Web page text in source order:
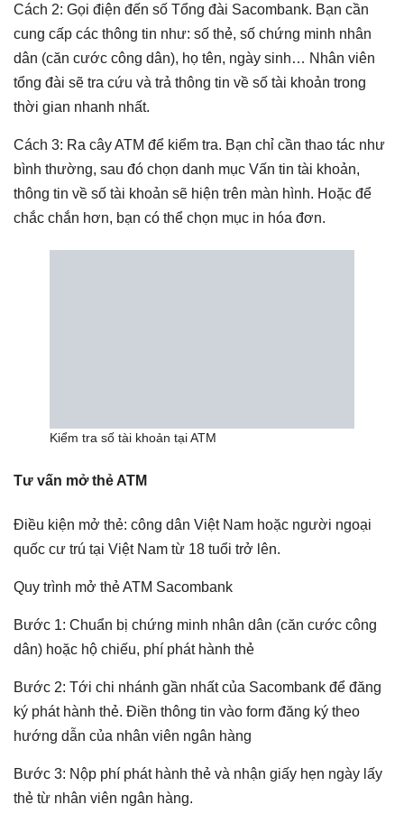
Cách 2: Gọi điện đến số Tổng đài Sacombank. Bạn cần
cung cấp các thông tin như: số thẻ, số chứng minh nhân
dân (căn cước công dân), họ tên, ngày sinh… Nhân viên
tổng đài sẽ tra cứu và trả thông tin về số tài khoản trong
thời gian nhanh nhất.
Cách 3: Ra cây ATM để kiểm tra. Bạn chỉ cần thao tác như
bình thường, sau đó chọn danh mục Vấn tin tài khoản,
thông tin về số tài khoản sẽ hiện trên màn hình. Hoặc để
chắc chắn hơn, bạn có thể chọn mục in hóa đơn.
Kiểm tra số tài khoản tại ATM
Tư vấn mở thẻ ATM
Điều kiện mở thẻ: công dân Việt Nam hoặc người ngoại
quốc cư trú tại Việt Nam từ 18 tuổi trở lên.
Quy trình mở thẻ ATM Sacombank
Bước 1: Chuẩn bị chứng minh nhân dân (căn cước công
dân) hoặc hộ chiếu, phí phát hành thẻ
Bước 2: Tới chi nhánh gần nhất của Sacombank để đăng
ký phát hành thẻ. Điền thông tin vào form đăng ký theo
hướng dẫn của nhân viên ngân hàng
Bước 3: Nộp phí phát hành thẻ và nhận giấy hẹn ngày lấy
thẻ từ nhân viên ngân hàng.